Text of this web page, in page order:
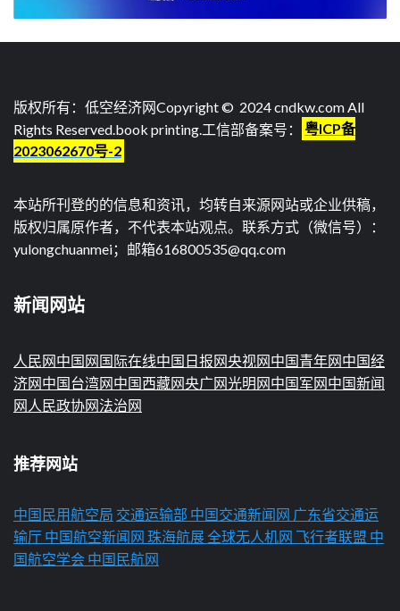
版权所有：低空经济网Copyright © 2024 cndkw.com All
Rights Reserved. book printing .工信部备案号：
粤ICP备
2023062670号-2
本站所刊登的的信息和资讯，均转自来源网站或企业供稿，
版权归属原作者，不代表本站观点。联系方式（微信号）：
yulongchuanmei；邮箱616800535@qq.com
新闻网站
人民网中国网国际在线中国日报网央视网中国青年网中国经
济网中国台湾网中国西藏网央广网光明网中国军网中国新闻
网 人民政协网法治网
推荐网站
中国民用航空局 交通运输部 中国交通新闻网 广东省交通运
输厅 中国航空新闻网 珠海航展全球无人机网 飞行者联盟 中
国航空学会 中国民航网